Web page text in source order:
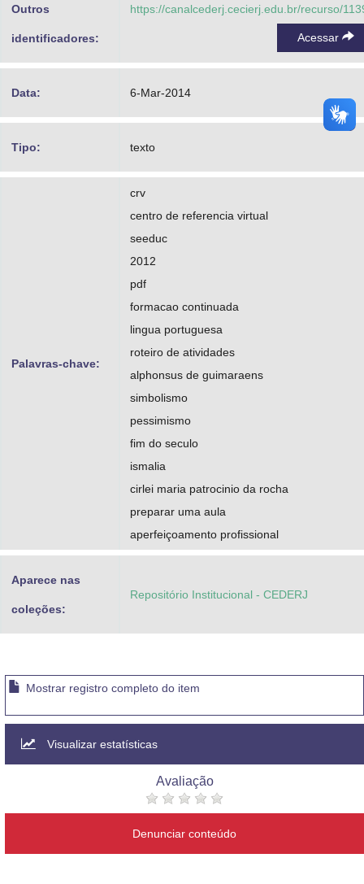
Outros
identificadores:
https://canalcederj.cecierj.edu.br/recurso/
Acessar
Data: 6-Mar-2014
Tipo: texto
Palavras-chave:
crv
centro de referencia virtual
seeduc
2012
pdf
formacao continuada
lingua portuguesa
roteiro de atividades
alphonsus de guimaraens
simbolismo
pessimismo
fim do seculo
ismalia
cirlei maria patrocinio da rocha
preparar uma aula
aperfeiçoamento profissional
Aparece nas
coleções:
Repositório Institucional - CEDERJ
Mostrar registro completo do item
Visualizar estatísticas
Avaliação
Denunciar conteúdo